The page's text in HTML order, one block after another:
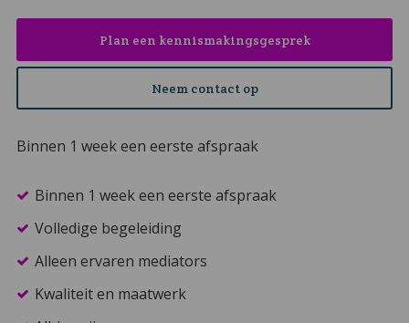
Plan een kennismakingsgesprek
Neem contact op
Binnen 1 week een eerste afspraak
Binnen 1 week een eerste afspraak
Volledige begeleiding
Alleen ervaren mediators
Kwaliteit en maatwerk